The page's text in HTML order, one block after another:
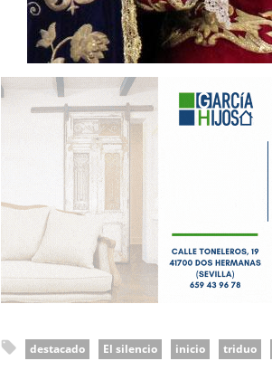
destacado El silencio inicio triduo